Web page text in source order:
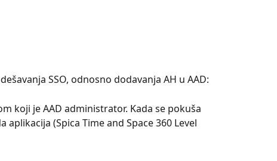
SSO, odnosno dodavanja AH u AAD:
koji je AAD administrator. Kada se pokuša
(Spica Time and Space 360 Level